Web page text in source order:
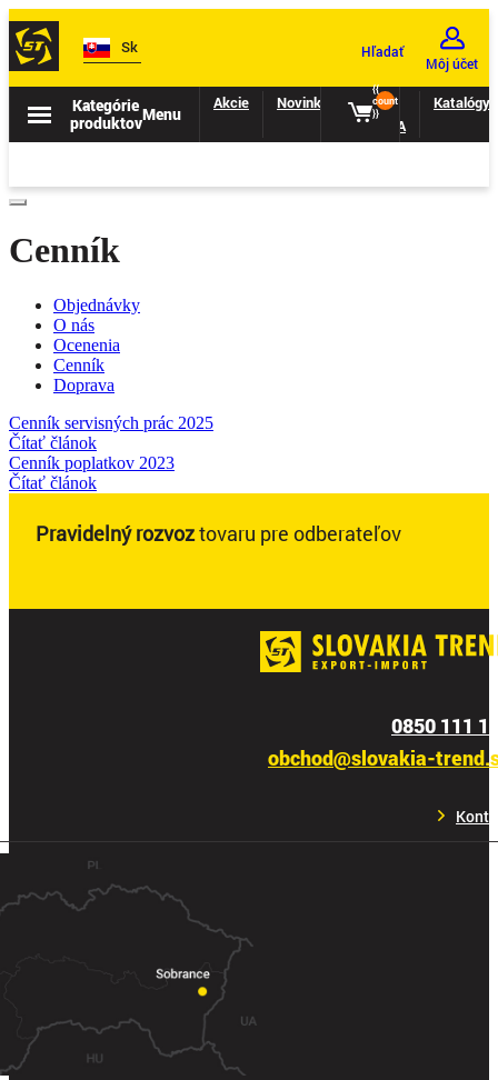
Sk Hľadať
Môj účet
{{
count
}}
Kategórie
produktovMenu
Akcie Novinky
II.
TRIEDA
Katalógy
Cenník
Objednávky
O nás
Ocenenia
Cenník
Doprava
Cenník servisných prác 2025
Čítať článok
Cenník poplatkov 2023
Čítať článok
Pravidelný rozvoztovaru pre odberateľov
0850 111
obchod@slovakia-